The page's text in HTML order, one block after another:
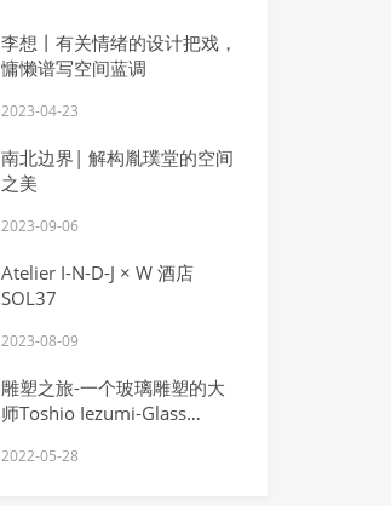
李想丨有关情绪的设计把戏，
慵懒谱写空间蓝调
2023-04-23
南北边界| 解构胤璞堂的空间
之美
2023-09-06
Atelier I-N-D-J × W 酒店
SOL37
2023-08-09
雕塑之旅-一个玻璃雕塑的大
师Toshio Iezumi-Glass
2022-05-28